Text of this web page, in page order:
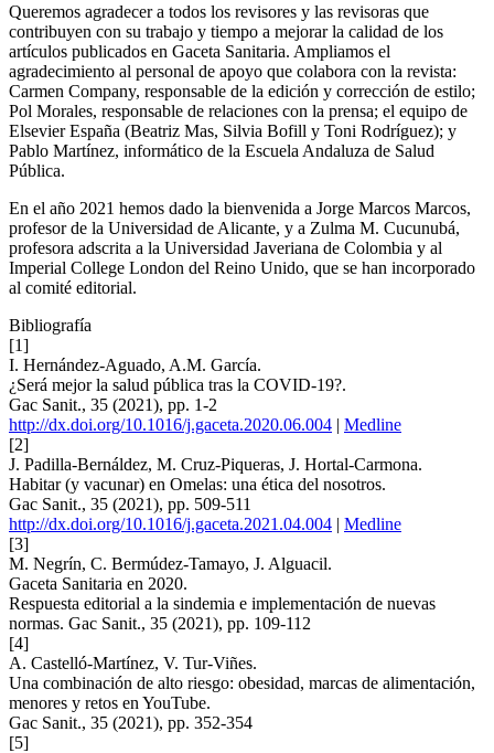
Queremos agradecer a todos los revisores y las revisoras que
contribuyen con su trabajo y tiempo a mejorar la calidad de los
artículos publicados en Gaceta Sanitaria. Ampliamos el
agradecimiento al personal de apoyo que colabora con la revista:
Carmen Company, responsable de la edición y corrección de estilo;
Pol Morales, responsable de relaciones con la prensa; el equipo de
Elsevier España (Beatriz Mas, Silvia Bofill y Toni Rodríguez); y
Pablo Martínez, informático de la Escuela Andaluza de Salud
Pública.
En el año 2021 hemos dado la bienvenida a Jorge Marcos Marcos,
profesor de la Universidad de Alicante, y a Zulma M. Cucunubá,
profesora adscrita a la Universidad Javeriana de Colombia y al
Imperial College London del Reino Unido, que se han incorporado
al comité editorial.
Bibliografía
[1]
I. Hernández-Aguado, A.M. García.
¿Será mejor la salud pública tras la COVID-19?.
Gac Sanit., 35 (2021), pp. 1-2
http://dx.doi.org/10.1016/j.gaceta.2020.06.004 | Medline
[2]
J. Padilla-Bernáldez, M. Cruz-Piqueras, J. Hortal-Carmona.
Habitar (y vacunar) en Omelas: una ética del nosotros.
Gac Sanit., 35 (2021), pp. 509-511
http://dx.doi.org/10.1016/j.gaceta.2021.04.004 | Medline
[3]
M. Negrín, C. Bermúdez-Tamayo, J. Alguacil.
Gaceta Sanitaria en 2020.
Respuesta editorial a la sindemia e implementación de nuevas
normas. Gac Sanit., 35 (2021), pp. 109-112
[4]
A. Castelló-Martínez, V. Tur-Viñes.
Una combinación de alto riesgo: obesidad, marcas de alimentación,
menores y retos en YouTube.
Gac Sanit., 35 (2021), pp. 352-354
[5]